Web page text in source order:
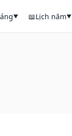
▼ 📖Lịch năm▼